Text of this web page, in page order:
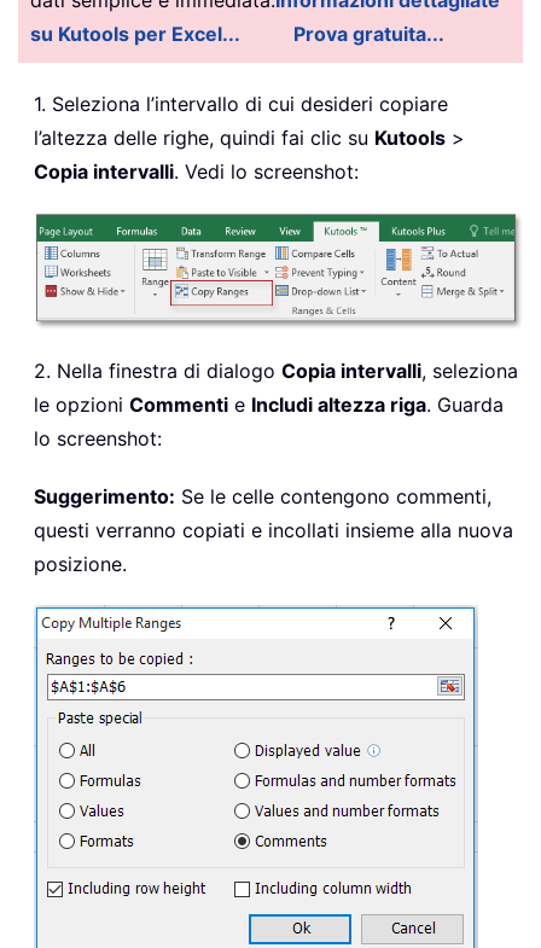
su Kutools per Excel...
Prova gratuita...
1. Seleziona l’intervallo di cui desideri copiare
l’altezza delle righe, quindi fai clic su Kutools >
Copia intervalli. Vedi lo screenshot:
2. Nella finestra di dialogo Copia intervalli, seleziona
le opzioni Commenti e Includi altezza riga. Guarda
lo screenshot:
Suggerimento: Se le celle contengono commenti,
questi verranno copiati e incollati insieme alla nuova
posizione.